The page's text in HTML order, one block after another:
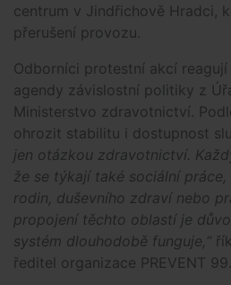
centrum v Jindřichově Hradci,
přerušení provozu.
Odborníci protestní akcí
agendy závislostní politiky z
Ministerstvo zdravotnictví.
ohrozit stabilitu i dostupnost
jen otázkou zdravotnictví.
že se týkají také sociální práce,
rodin, duševního zdraví nebo
propojení těchto oblastí je
systém dlouhodobě funguje,“
ředitel organizace PREVENT 99.